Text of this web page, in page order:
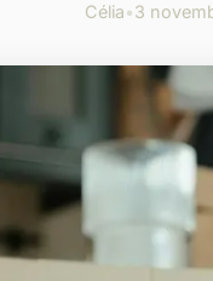
Célia•3